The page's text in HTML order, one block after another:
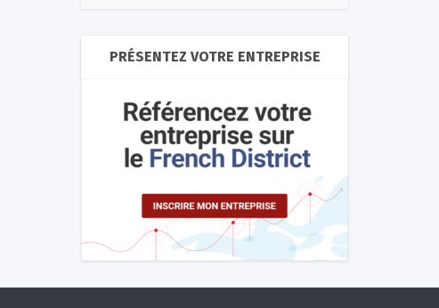
PRÉSENTEZ VOTRE ENTREPRISE